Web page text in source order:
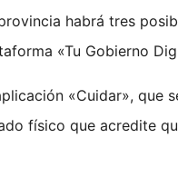
habrá tres
«Tu Gobierno
«Cuidar», que
físico que acredite